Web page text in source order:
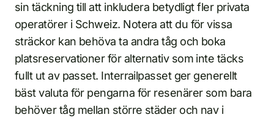
sin täckning till att inkludera betydligt fler privata
operatörer i Schweiz. Notera att du för vissa
sträckor kan behöva ta andra tåg och boka
platsreservationer för alternativ som inte täcks
fullt ut av passet. Interrailpasset ger generellt
bäst valuta för pengarna för resenärer som bara
behöver tåg mellan större städer och nav i